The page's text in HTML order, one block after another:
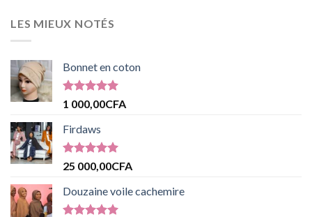
LES MIEUX NOTÉS
Bonnet en coton
Note 5.00
1 000,00CFA
Firdaws
Note5.00
25 000,00CFA
Douzaine voile cachemire